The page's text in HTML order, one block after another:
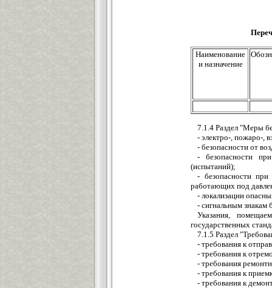
Наименование
и назначение
7.1.4 Раздел "Меры
- электро-, пожаро-,
- безопасности от
- безопасности
(испытаний);
- безопасности при
работающих под
- локализации
- сигнальным знакам
Указания,
государственных
7.1.5 Раздел
- требования к
- требования к
- требования
- требования к
- требования к